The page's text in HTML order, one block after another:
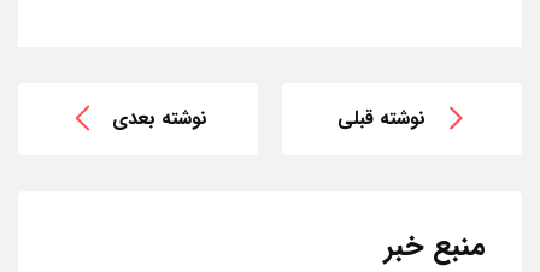
نوشته قبلی نوشته بعدی
منبع خبر